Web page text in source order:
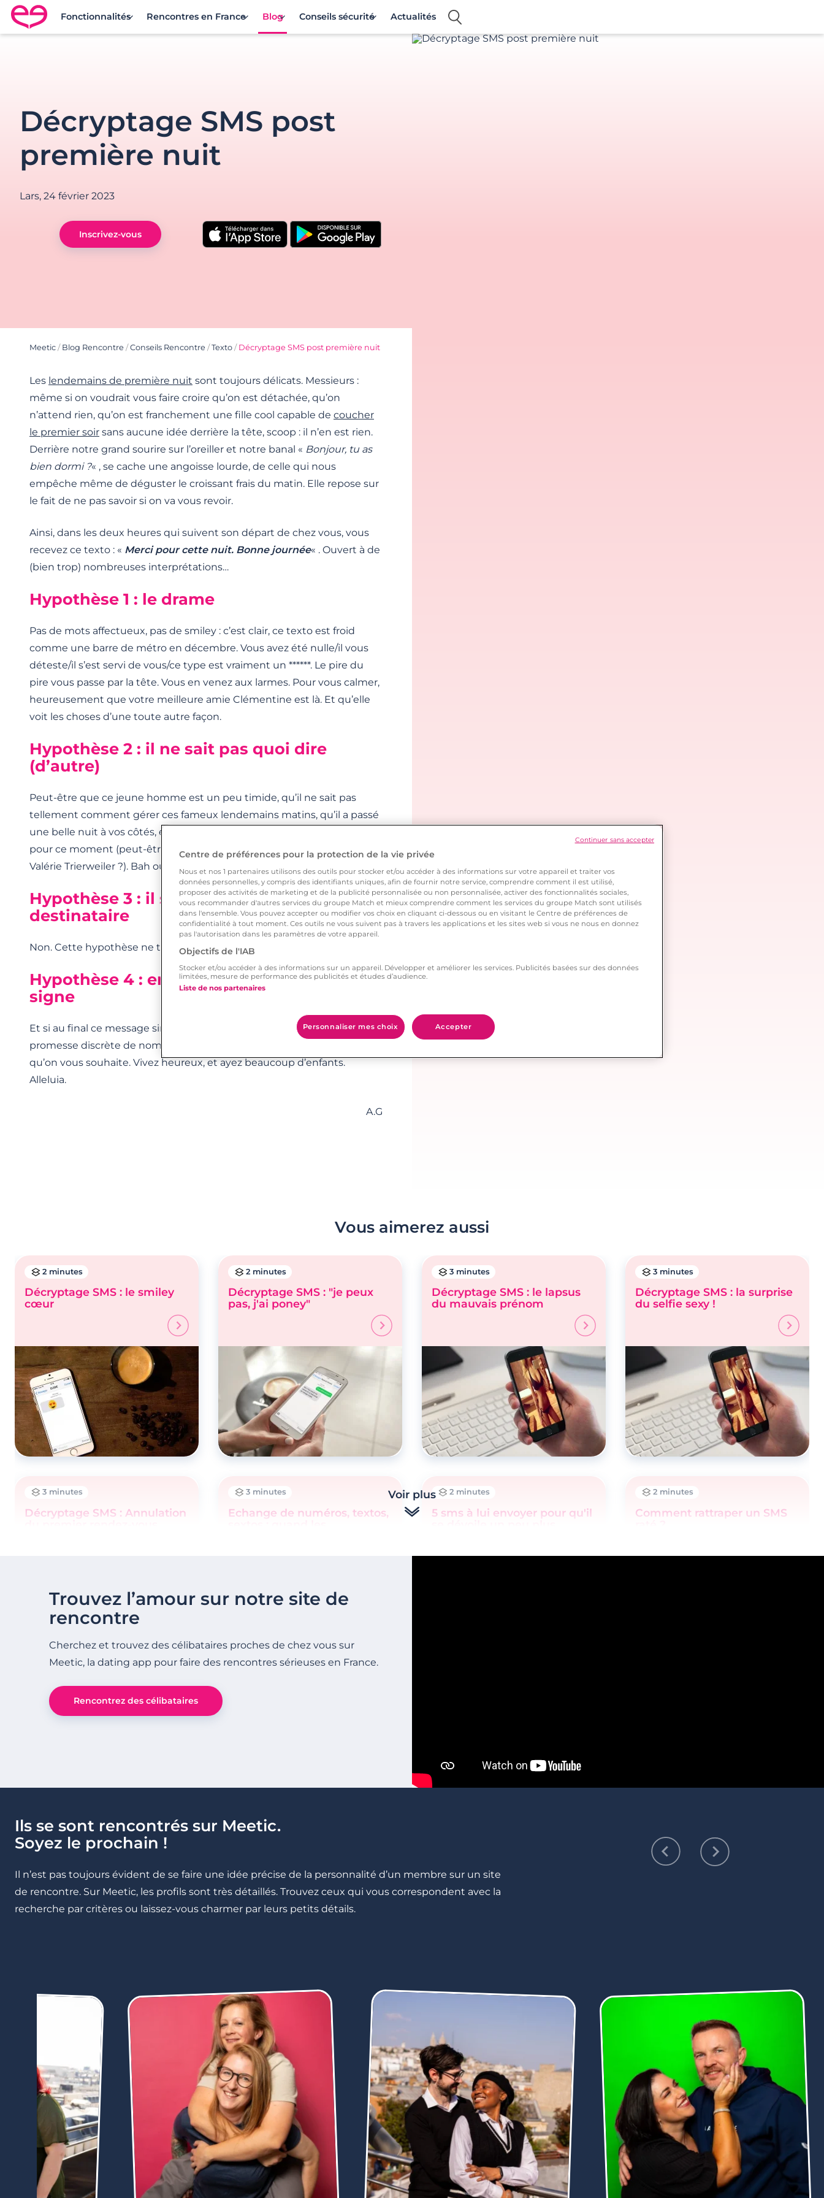
Rencontre en France avec Meetic
Fonctionnalités Rencontres en France Blog Conseils sécurité Actualités
Décryptage SMS post
première nuit
Lars, 24 février 2023
Inscrivez-vous
Meetic / Blog Rencontre /Conseils Rencontre /Texto / Décryptage SMS post première nuit
Les lendemains de première nuit sont toujours délicats. Messieurs :
même si on voudrait vous faire croire qu’on est détachée, qu’on
n’attend rien, qu’on est franchement une fille cool capable de coucher
le premier soir sans aucune idée derrière la tête, scoop : il n’en est rien.
Derrière notre grand sourire sur l’oreiller et notre banal « Bonjour, tu as
bien dormi ?« , se cache une angoisse lourde, de celle qui nous
empêche même de déguster le croissant frais du matin. Elle repose sur
le fait de ne pas savoir si on va vous revoir.
Ainsi, dans les deux heures qui suivent son départ de chez vous, vous
recevez ce texto : « Merci pour cette nuit. Bonne journée« . Ouvert à de
(bien trop) nombreuses interprétations…
Hypothèse 1 : le drame
Pas de mots affectueux, pas de smiley : c’est clair, ce texto est froid
comme une barre de métro en décembre. Vous avez été nulle/il vous
déteste/il s’est servi de vous/ce type est vraiment un ******. Le pire du
pire vous passe par la tête. Vous en venez aux larmes. Pour vous calmer,
heureusement que votre meilleure amie Clémentine est là. Et qu’elle
voit les choses d’une toute autre façon.
Hypothèse 2 : il ne sait pas quoi dire
(d’autre)
Peut-être que ce jeune homme est un peu timide, qu’il ne sait pas
tellement comment gérer ces fameux lendemains matins, qu’il a passé
une belle nuit à vos côtés, et qu’il avait juste envie de vous remercier
pour ce moment (peut-être même qu’il fait une subtile allusion à
Valérie Trierweiler ?). Bah oui peut-être bien en fait.
Hypothèse 3 : il s’est trompé de
destinataire
Non. Cette hypothèse ne tient pas la route.
Hypothèse 4 : en fait, c’est peut-être bon
signe
Et si au final ce message simple et modéré était finalement une
promesse discrète de nombreuses belles nuits en perspective ? Tout ce
qu’on vous souhaite. Vivez heureux, et ayez beaucoup d’enfants.
Alleluia.
A.G
Vous aimerez aussi
2 minutes
Décryptage SMS : le smiley
cœur
2 minutes
Décryptage SMS : "je peux
pas, j'ai poney"
3 minutes
Décryptage SMS : le lapsus
du mauvais prénom
3 minutes
Décryptage SMS : la surprise
du selfie sexy !
3 minutes
Décryptage SMS : Annulation
3 minutes
Echange de numéros, textos,
2 minutes
5 sms à lui envoyer pour qu'il
2 minutes
Comment rattraper un SMS
Voir plus
Trouvez l’amour sur notre site de
rencontre
Cherchez et trouvez des célibataires proches de chez vous sur
Meetic, la dating app pour faire des rencontres sérieuses en France.
Rencontrez des célibataires
Ils se sont rencontrés sur Meetic.
Soyez le prochain !
Il n’est pas toujours évident de se faire une idée précise de la personnalité d’un membre sur un site
de rencontre. Sur Meetic, les profils sont très détaillés. Trouvez ceux qui vous correspondent avec la
recherche par critères ou laissez-vous charmer par leurs petits détails.
Centre de préférences pour la protection de la vie privée
Nous et nos 1 partenaires utilisons des outils pour stocker et/ou accéder à des informations sur votre appareil et traiter vos
données personnelles, y compris des identifiants uniques, afin de fournir notre service, comprendre comment il est utilisé,
proposer des activités de marketing et de la publicité personnalisée ou non personnalisée, activer des fonctionnalités sociales,
vous recommander d'autres services du groupe Match et mieux comprendre comment les services du groupe Match sont utilisés
dans l'ensemble. Vous pouvez accepter ou modifier vos choix en cliquant ci-dessous ou en visitant le Centre de préférences de
confidentialité à tout moment. Ces outils ne vous suivent pas à travers les applications et les sites web si vous ne nous en donnez
pas l'autorisation dans les paramètres de votre appareil.
Objectifs de l'IAB
Stocker et/ou accéder à des informations sur un appareil. Développer et améliorer les services. Publicités basées sur des données
limitées, mesure de performance des publicités et études d’audience.
Liste de nos partenaires
Personnaliser mes choix Accepter
Continuer sans accepter